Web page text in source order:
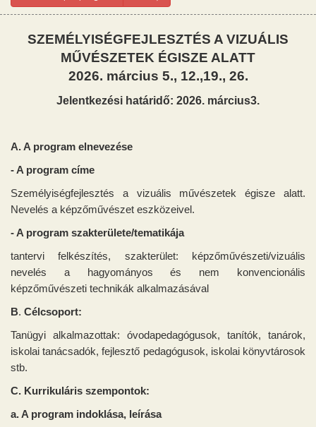
SZEMÉLYISÉGFEJLESZTÉS A VIZUÁLIS
MŰVÉSZETEK ÉGISZE ALATT
2026. március 5., 12.,19., 26.
Jelentkezési határidő: 2026. március3.
A. A program elnevezése
- A program címe
Személyiségfejlesztés a vizuális művészetek égisze alatt.
Nevelés a képzőművészet eszközeivel.
- A program szakterülete/tematikája
tantervi felkészítés, szakterület: képzőművészeti/vizuális
nevelés a hagyományos és nem konvencionális
képzőművészeti technikák alkalmazásával
B. Célcsoport:
Tanügyi alkalmazottak: óvodapedagógusok, tanítók, tanárok,
iskolai tanácsadók, fejlesztő pedagógusok, iskolai könyvtárosok
stb.
C. Kurrikuláris szempontok:
a. A program indoklása, leírása